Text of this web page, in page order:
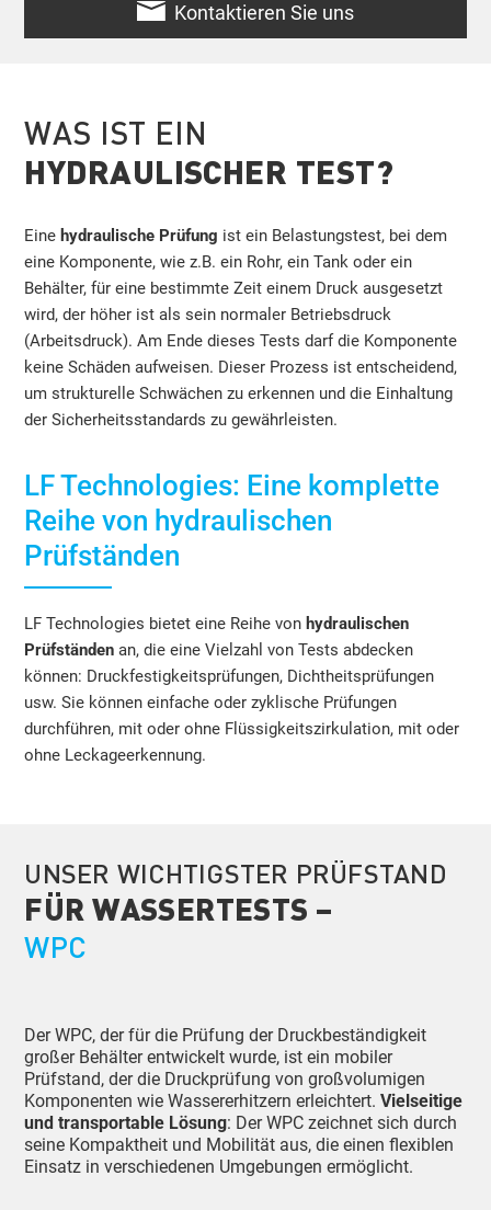
Kontaktieren Sie uns
WAS IST EIN
HYDRAULISCHER TEST?
Eine hydraulische Prüfung ist ein Belastungstest, bei dem
eine Komponente, wie z.B. ein Rohr, ein Tank oder ein
Behälter, für eine bestimmte Zeit einem Druck ausgesetzt
wird, der höher ist als sein normaler Betriebsdruck
(Arbeitsdruck). Am Ende dieses Tests darf die Komponente
keine Schäden aufweisen. Dieser Prozess ist entscheidend,
um strukturelle Schwächen zu erkennen und die Einhaltung
der Sicherheitsstandards zu gewährleisten.
LF Technologies: Eine komplette
Reihe von hydraulischen
Prüfständen
LF Technologies bietet eine Reihe von hydraulischen
Prüfständen an, die eine Vielzahl von Tests abdecken
können: Druckfestigkeitsprüfungen, Dichtheitsprüfungen
usw. Sie können einfache oder zyklische Prüfungen
durchführen, mit oder ohne Flüssigkeitszirkulation, mit oder
ohne Leckageerkennung.
UNSER WICHTIGSTER PRÜFSTAND
FÜR WASSERTESTS –
WPC
Der WPC, der für die Prüfung der Druckbeständigkeit
großer Behälter entwickelt wurde, ist ein mobiler
Prüfstand, der die Druckprüfung von großvolumigen
Komponenten wie Wassererhitzern erleichtert.Vielseitige
und transportable Lösung: Der WPC zeichnet sich durch
seine Kompaktheit und Mobilität aus, die einen flexiblen
Einsatz in verschiedenen Umgebungen ermöglicht.